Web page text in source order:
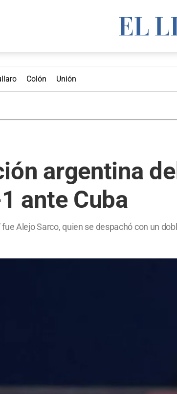
Colón Unión
argentina
ante Cuba
fue Alejo Sarco, quien se despachó con un